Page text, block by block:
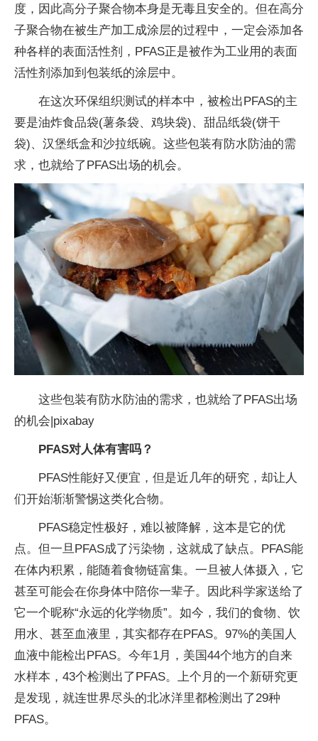
度，因此高分子聚合物本身是无毒且安全的。但在高分
子聚合物在被生产加工成涂层的过程中，一定会添加各
种各样的表面活性剂，PFAS正是被作为工业用的表面
活性剂添加到包装纸的涂层中。
在这次环保组织测试的样本中，被检出PFAS的主
要是油炸食品袋(薯条袋、鸡块袋)、甜品纸袋(饼干
袋)、汉堡纸盒和沙拉纸碗。这些包装有防水防油的需
求，也就给了PFAS出场的机会。
这些包装有防水防油的需求，也就给了PFAS出场
的机会|pixabay
PFAS对人体有害吗？
PFAS性能好又便宜，但是近几年的研究，却让人
们开始渐渐警惕这类化合物。
PFAS稳定性极好，难以被降解，这本是它的优
点。但一旦PFAS成了污染物，这就成了缺点。PFAS能
在体内积累，能随着食物链富集。一旦被人体摄入，它
甚至可能会在你身体中陪你一辈子。因此科学家送给了
它一个昵称“永远的化学物质”。如今，我们的食物、饮
用水、甚至血液里，其实都存在PFAS。97%的美国人
血液中能检出PFAS。今年1月，美国44个地方的自来
水样本，43个检测出了PFAS。上个月的一个新研究更
是发现，就连世界尽头的北冰洋里都检测出了29种
PFAS。